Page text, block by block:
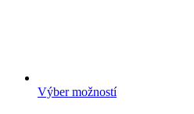
Výber možností